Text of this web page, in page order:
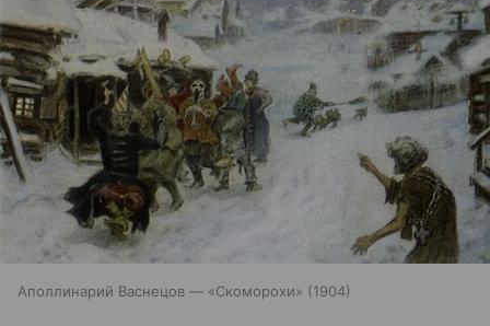
Аполлинарий Васнецов — «Скоморохи» (1904)